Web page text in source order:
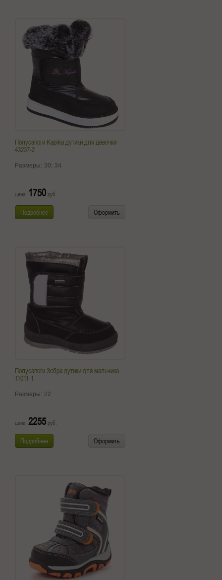
Полусапоги Kapika дутики для девочки
43237-2
Размеры: 30; 34
цена: 1750 руб.
Подробнее Оформить
Полусапоги Зебра дутики для мальчика
11011-1
Размеры: 22
цена: 2255 руб.
Подробнее Оформить